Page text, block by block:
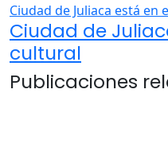
Ciudad de Juliaca está en
Ciudad de
cultural
Publicaciones